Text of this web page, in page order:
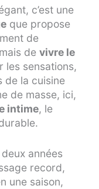
c’est une
que propose
de
de vivre le
les sensations,
de la cuisine
de masse, ici,
intime, le
années
record,
une saison,